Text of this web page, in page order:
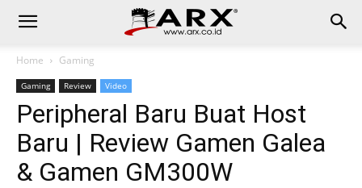
Home Gaming
Gaming Review Video
Peripheral Baru Buat Host
Baru | Review Gamen Galea
& Gamen GM300W